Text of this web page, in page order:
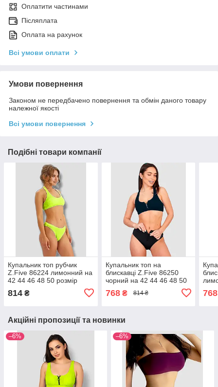
Оплатити частинами
Післяплата
Оплата на рахунок
Всі умови оплати
Умови повернення
Законом не передбачено повернення та обмін даного товару
належної якості
Всі умови повернення
Подібні товари компанії
Купальник топ рубчик
Z.Five 86224 лимонний на
42 44 46 48 50 розмір
814 ₴
Купальник топ на
блискавці Z.Five 86250
чорний на 42 44 46 48 50
768₴ 814 ₴ 768
Акційні пропозиції та новинки
–6% –6%